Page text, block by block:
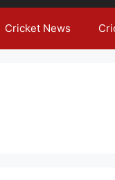
Cricket News